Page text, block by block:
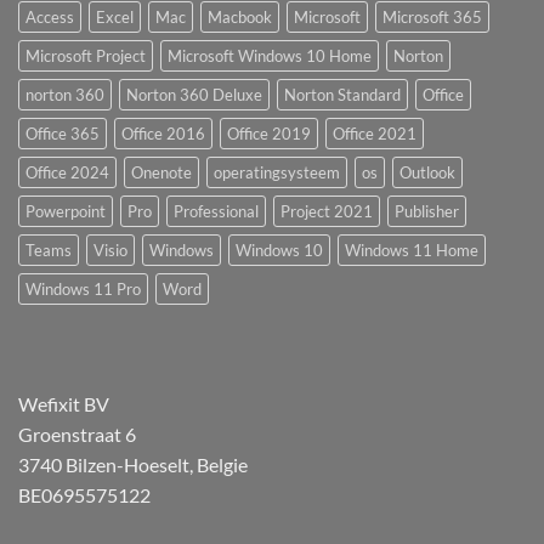
Access Excel Mac Macbook Microsoft
Microsoft 365
Microsoft Project
Microsoft Windows 10 Home
Norton
norton 360
Norton 360 Deluxe Norton Standard
Office
Office 365
Office 2016 Office 2019
Office 2021
Office 2024
Onenote operatingsysteem os
Outlook
Powerpoint
Pro Professional Project 2021
Publisher
Teams
Visio Windows Windows 10
Windows 11 Home
Windows 11 Pro
Word
Wefixit BV
Groenstraat 6
3740 Bilzen-Hoeselt, Belgie
BE0695575122